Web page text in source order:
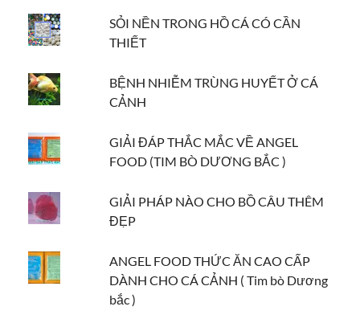
SỎI NỀN TRONG HỒ CÁ CÓ CẦN
THIẾT
BỆNH NHIỄM TRÙNG HUYẾT Ở CÁ
CẢNH
GIẢI ĐÁP THẮC MẮC VỀ ANGEL
FOOD (TIM BÒ DƯƠNG BẮC )
GIẢI PHÁP NÀO CHO BỒ CÂU THÊM
ĐẸP
ANGEL FOOD THỨC ĂN CAO CẤP
DÀNH CHO CÁ CẢNH ( Tim bò Dương
bắc )